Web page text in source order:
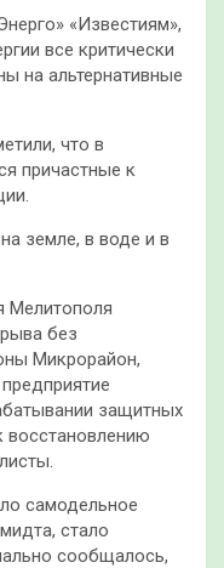
«Известиям»,
все критически
на альтернативные
что в
причастные к
земле, в воде и в
Мелитополя
без
Микрорайон,
защитных
восстановлению
самодельное
стало
сообщалось,